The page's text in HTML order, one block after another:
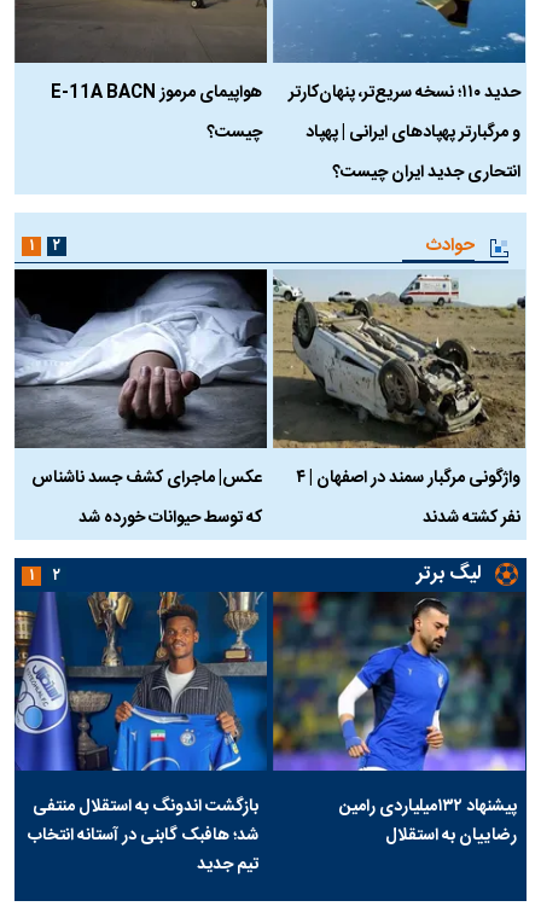
حدید ۱۱۰؛ نسخه سریع‌تر، پنهان‌کارتر
و مرگبارتر پهپادهای ایرانی | پهپاد
انتحاری جدید ایران چیست؟
هواپیمای مرموز E-11A BACN
چیست؟
حوادث
واژگونی مرگبار سمند در اصفهان | ۴
نفر کشته شدند
عکس| ماجرای کشف جسد ناشناس
که توسط حیوانات خورده شد
۱ ۲
لیگ برتر
پیشنهاد ۱۳۲میلیاردی رامین
رضاییان به استقلال
بازگشت اندونگ به استقلال منتفی
شد؛ هافبک گابنی در آستانه انتخاب
تیم جدید
۱ ۲